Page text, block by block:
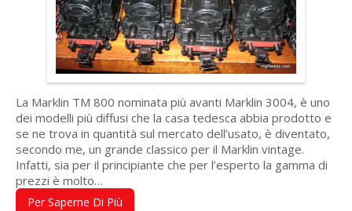
La Marklin TM 800 nominata più avanti Marklin 3004, è uno
dei modelli più diffusi che la casa tedesca abbia prodotto e
se ne trova in quantità sul mercato dell’usato, è diventato,
secondo me, un grande classico per il Marklin vintage.
Infatti, sia per il principiante che per l’esperto la gamma di
prezzi è molto…
Per Saperne Di Più